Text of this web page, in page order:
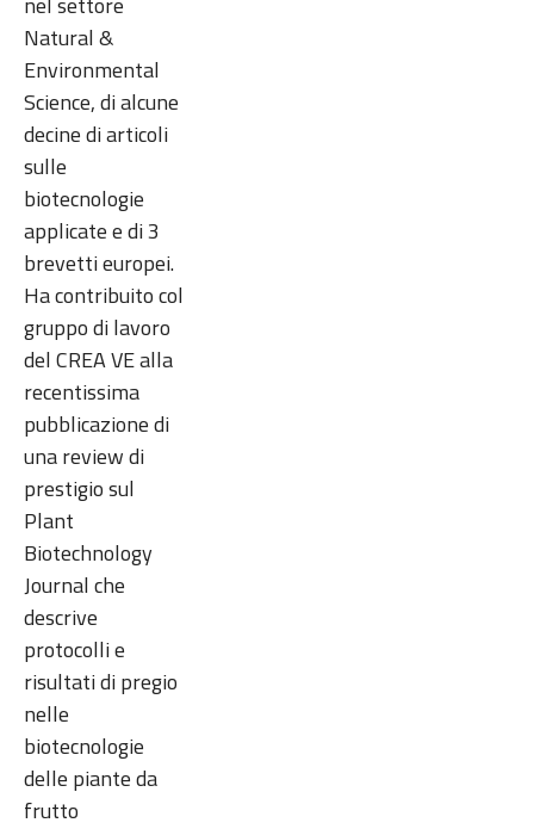
Natural &
Environmental
Science, di alcune
decine di articoli
sulle
biotecnologie
applicate e di 3
brevetti europei.
Ha contribuito col
gruppo di lavoro
del CREA VE alla
recentissima
pubblicazione di
una review di
prestigio sul
Plant
Biotechnology
Journal che
descrive
protocolli e
risultati di pregio
nelle
biotecnologie
delle piante da
frutto